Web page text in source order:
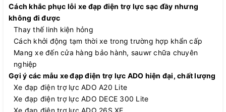
Cách khắc phục lỗi xe đạp điện trợ lực sạc đầy nhưng
không đi được
Thay thế linh kiện hỏng
Cách khởi động tạm thời xe trong trường hợp khẩn cấp
Mang xe đến cửa hàng bảo hành, sauwr chữa chuyên
nghiệp
Gợi ý các mẫu xe đạp điện trợ lực ADO hiện đại, chất lượng
Xe đạp điện trợ lực ADO A20 Lite
Xe đạp điện trợ lực ADO DECE 300 Lite